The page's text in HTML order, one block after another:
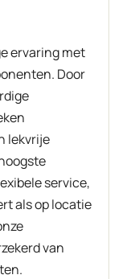
ervaring met
Door
lekvrije
service,
als op locatie
van